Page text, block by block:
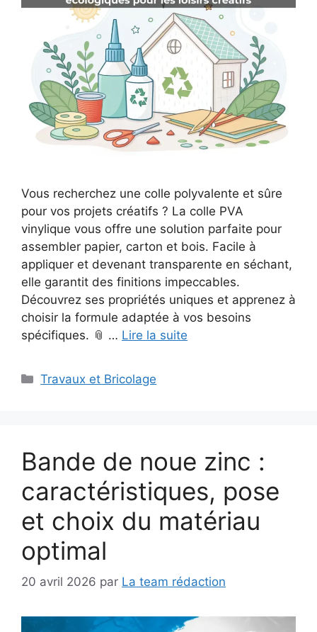
Vous recherchez une colle polyvalente et sûre
pour vos projets créatifs ? La colle PVA
vinylique vous offre une solution parfaite pour
assembler papier, carton et bois. Facile à
appliquer et devenant transparente en séchant,
elle garantit des finitions impeccables.
Découvrez ses propriétés uniques et apprenez à
choisir la formule adaptée à vos besoins
spécifiques. 📎 … Lire la suite
Catégories
Travaux et Bricolage
Bande de noue zinc :
caractéristiques, pose
et choix du matériau
optimal
20 avril 2026 par La team rédaction